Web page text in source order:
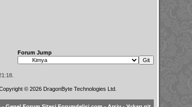
Forum Jump
.
© 2026 DragonByte Technologies Ltd.